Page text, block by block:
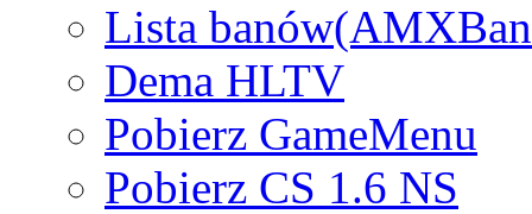
Lista
Dema HLTV
Pobierz GameMenu
Pobierz CS 1.6 NS